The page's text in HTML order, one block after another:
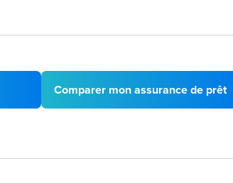
Comparer mon assurance de prêt